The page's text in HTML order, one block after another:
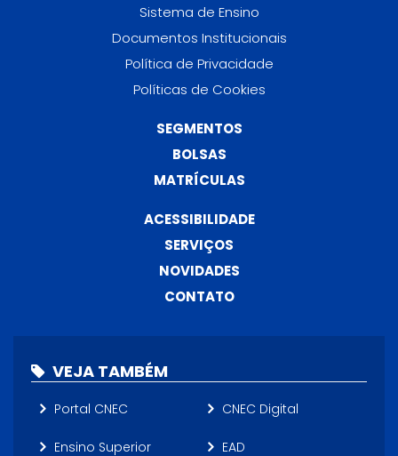
Sistema de Ensino
Documentos Institucionais
Política de Privacidade
Políticas de Cookies
SEGMENTOS
BOLSAS
MATRÍCULAS
ACESSIBILIDADE
SERVIÇOS
NOVIDADES
CONTATO
VEJA TAMBÉM
Portal CNEC CNEC Digital
Ensino Superior EAD